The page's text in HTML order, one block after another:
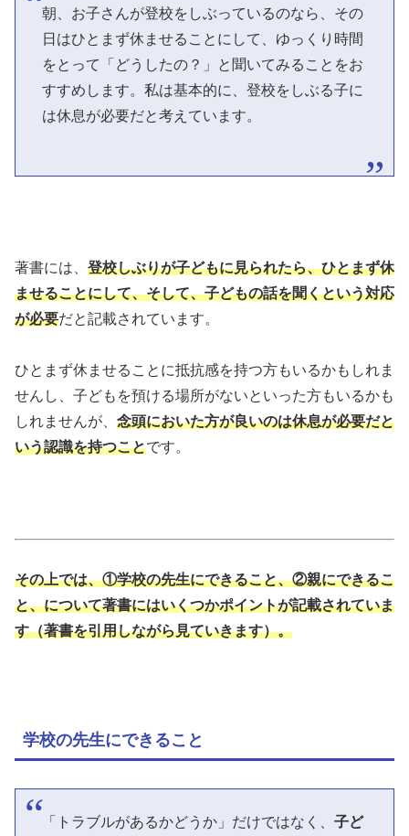
朝、お子さんが登校をしぶっているのなら、その
日はひとまず休ませることにして、ゆっくり時間
をとって「どうしたの？」と聞いてみることをお
すすめします。私は基本的に、登校をしぶる子に
は休息が必要だと考えています。
著書には、 登校しぶりが子どもに見られたら、ひとまず休
ませることにして、そして、子どもの話を聞くという対応
が必要だと記載されています。
ひとまず休ませることに抵抗感を持つ方もいるかもしれま
せんし、子どもを預ける場所がないといった方もいるかも
しれませんが、 念頭においた方が良いのは休息が必要だと
いう認識を持つことです。
その上では、①学校の先生にできること、②親にできるこ
と、について著書にはいくつかポイントが記載されていま
す（著書を引用しながら見ていきます）。
学校の先生にできること
「トラブルがあるかどうか」だけではなく、 子ど